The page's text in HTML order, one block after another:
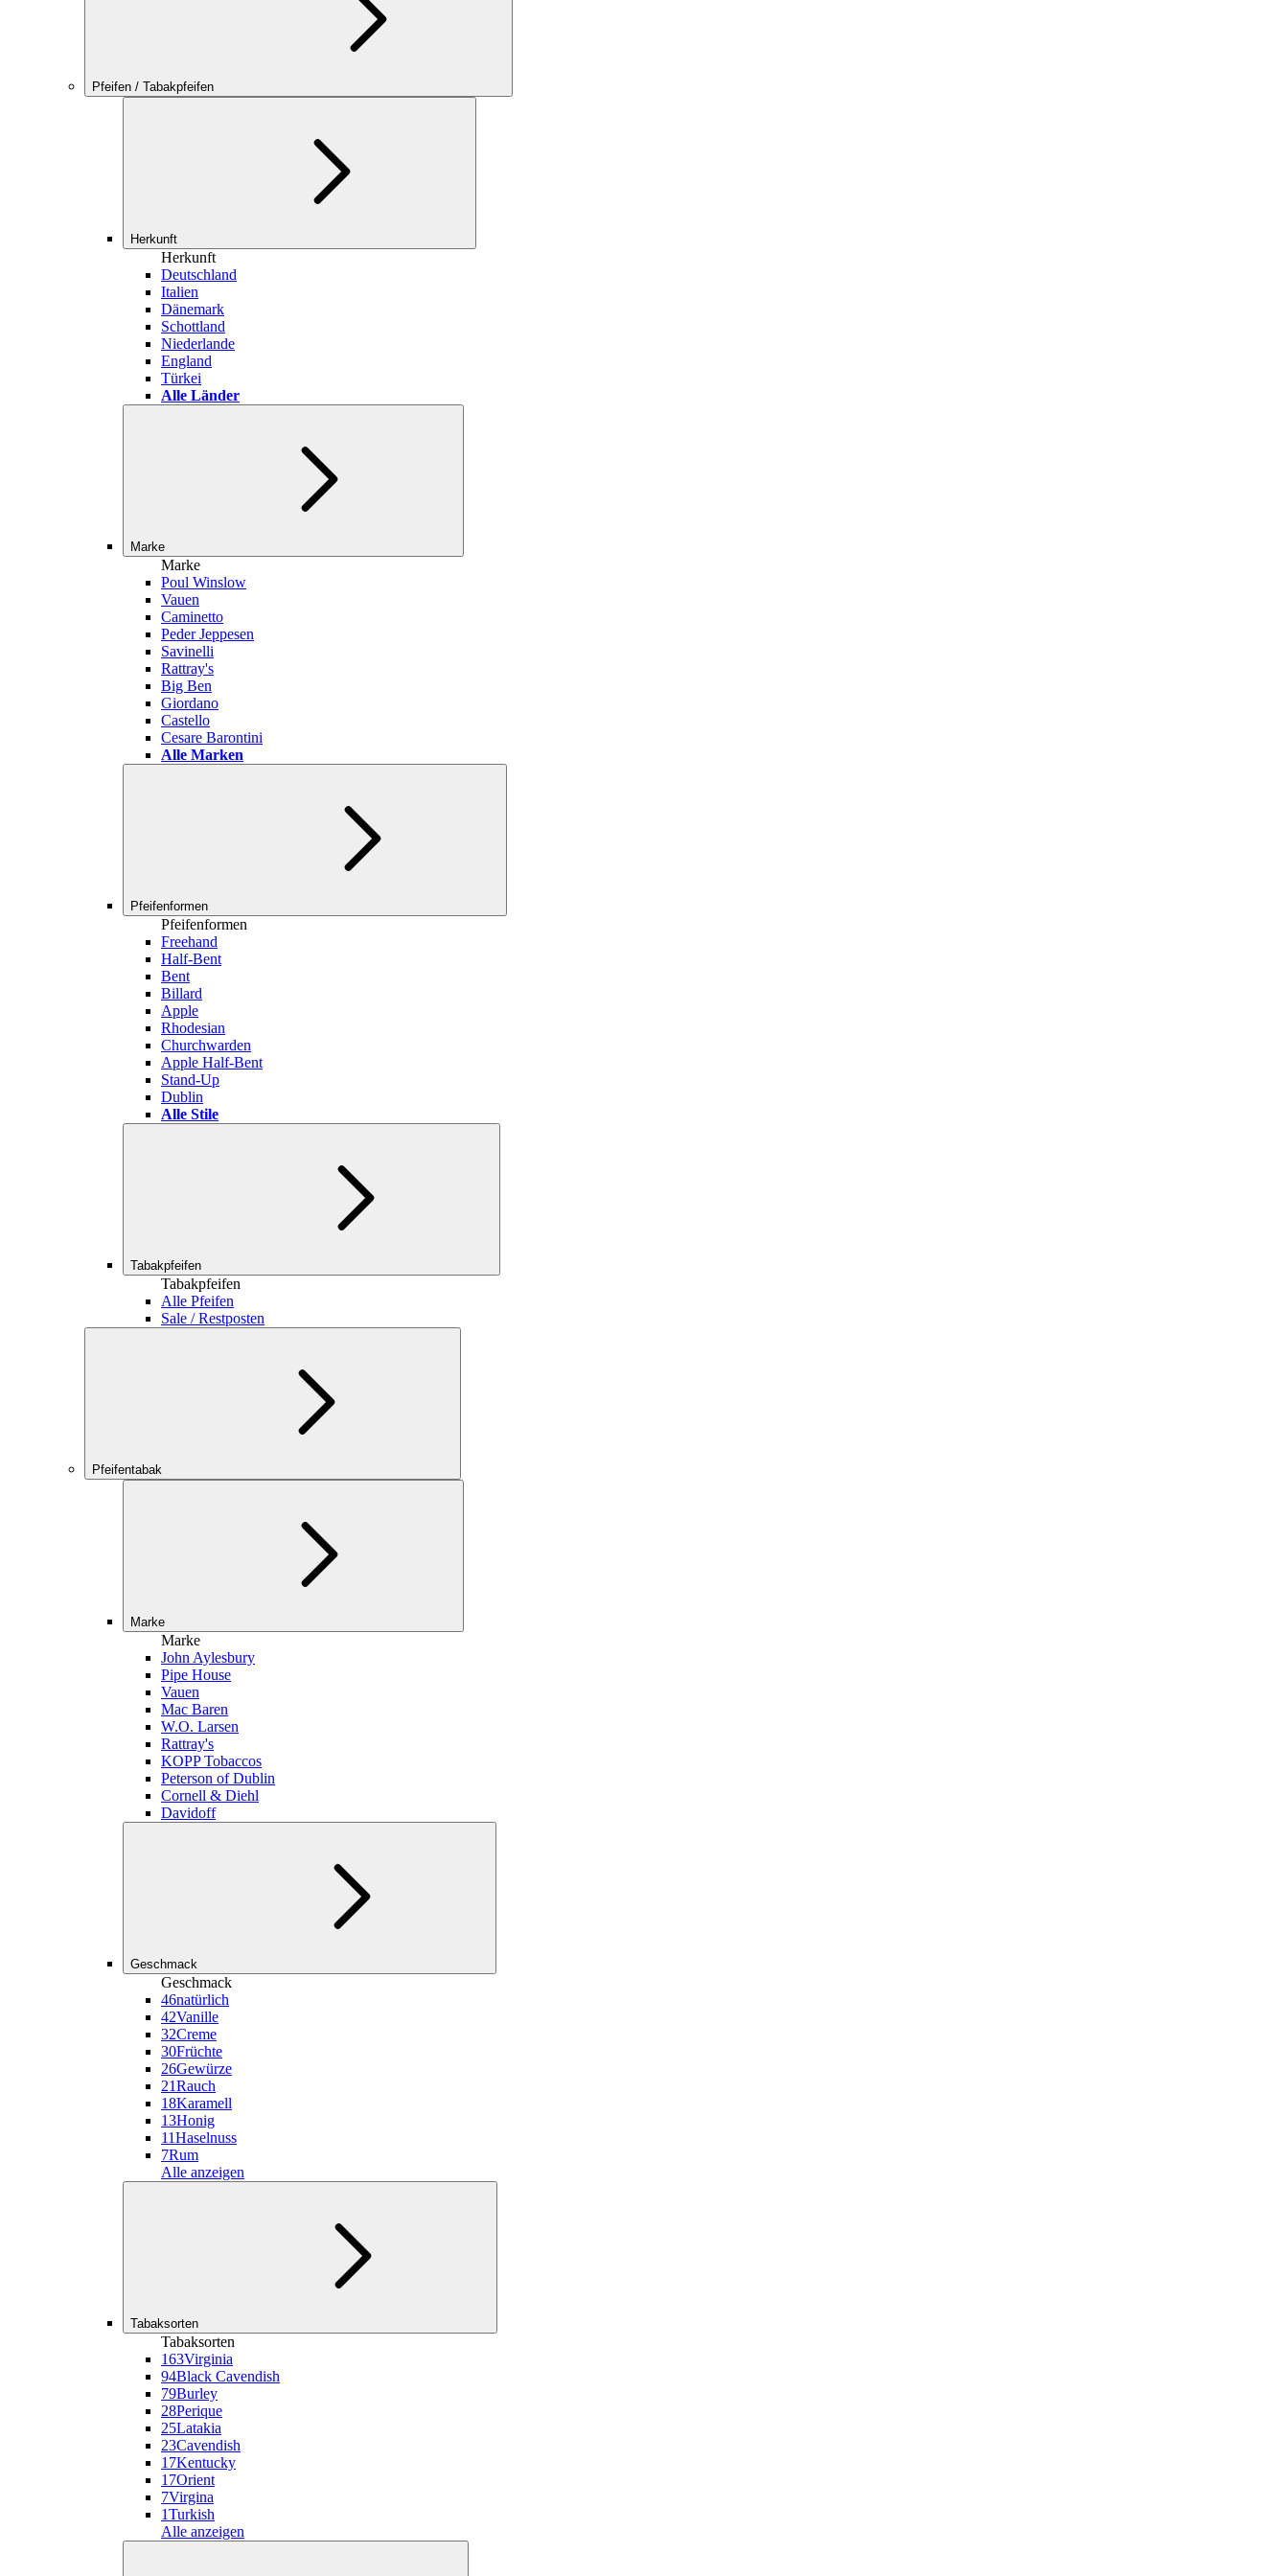
Pfeifen / Tabakpfeifen
Herkunft
Herkunft
Deutschland
Italien
Dänemark
Schottland
Niederlande
England
Türkei
Alle Länder
Marke
Marke
Poul Winslow
Vauen
Caminetto
Peder Jeppesen
Savinelli
Rattray's
Big Ben
Giordano
Castello
Cesare Barontini
Alle Marken
Pfeifenformen
Pfeifenformen
Freehand
Half-Bent
Bent
Billard
Apple
Rhodesian
Churchwarden
Apple Half-Bent
Stand-Up
Dublin
Alle Stile
Tabakpfeifen
Tabakpfeifen
Alle Pfeifen
Sale / Restposten
Pfeifentabak
Marke
Marke
John Aylesbury
Pipe House
Vauen
Mac Baren
W.O. Larsen
Rattray's
KOPP Tobaccos
Peterson of Dublin
Cornell & Diehl
Davidoff
Geschmack
Geschmack
46natürlich
42Vanille
32Creme
30Früchte
26Gewürze
21Rauch
18Karamell
13Honig
11Haselnuss
7Rum
Alle anzeigen
Tabaksorten
Tabaksorten
163Virginia
94Black Cavendish
79Burley
28Perique
25Latakia
23Cavendish
17Kentucky
17Orient
7Virgina
1Turkish
Alle anzeigen